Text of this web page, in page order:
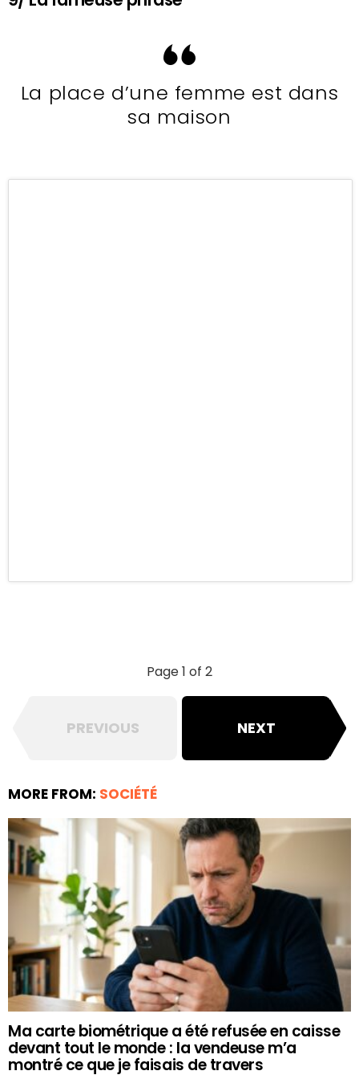
La place d’une femme est dans
sa maison
Page 1 of 2
PREVIOUS NEXT
MORE FROM: SOCIÉTÉ
Ma carte biométrique a été refusée en caisse
devant tout le monde : la vendeuse m’a
montré ce que je faisais de travers